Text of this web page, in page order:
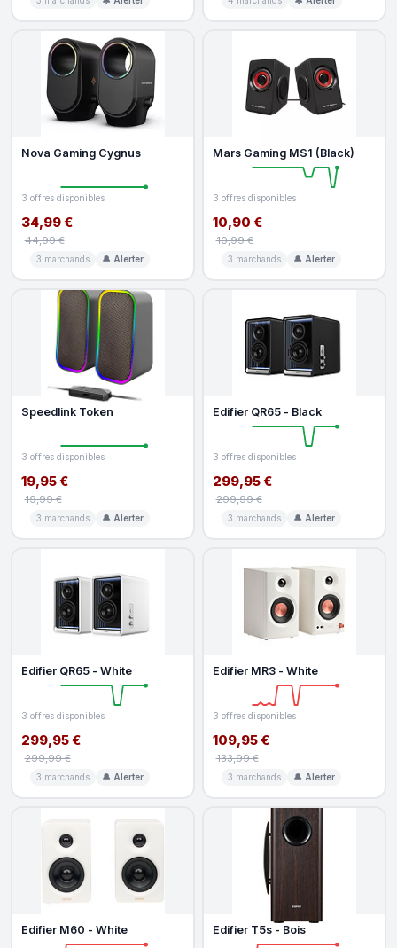
Nova Gaming Cygnus
3 offres disponibles
34,99 €
44,99 €
3 marchands 🔔 Alerter
Mars Gaming MS1 (Black)
3 offres disponibles
10,90 €
10,99 €
3 marchands 🔔 Alerter
Speedlink Token
3 offres disponibles
19,95 €
19,99 €
3 marchands 🔔 Alerter
Edifier QR65 - Black
3 offres disponibles
299,95 €
299,99 €
3 marchands 🔔 Alerter
Edifier QR65 - White
3 offres disponibles
299,95 €
299,99 €
3 marchands 🔔 Alerter
Edifier MR3 - White
3 offres disponibles
109,95 €
133,99 €
3 marchands 🔔 Alerter
Edifier M60 - White Edifier T5s - Bois